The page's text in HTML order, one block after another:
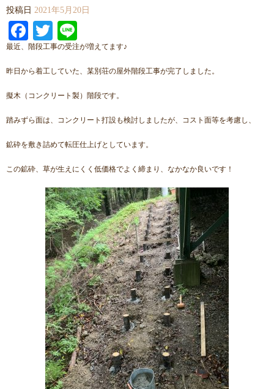
投稿日 2021年5月20日
Facebook
Twitter
最近、階段工事の受注が増えてます♪
昨日から着工していた、某別荘の屋外階段工事が完了しました。
擬木（コンクリート製）階段です。
踏みずら面は、コンクリート打設も検討しましたが、コスト面等を考慮し、
鉱砕を敷き詰めて転圧仕上げとしています。
この鉱砕、草が生えにくく低価格でよく締まり、なかなか良いです！